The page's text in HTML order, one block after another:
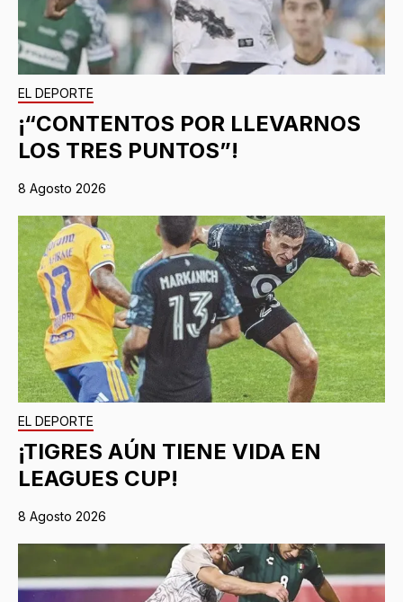
EL DEPORTE
¡“CONTENTOS POR LLEVARNOS
LOS TRES PUNTOS”!
8 Agosto 2026
EL DEPORTE
¡TIGRES AÚN TIENE VIDA EN
LEAGUES CUP!
8 Agosto 2026